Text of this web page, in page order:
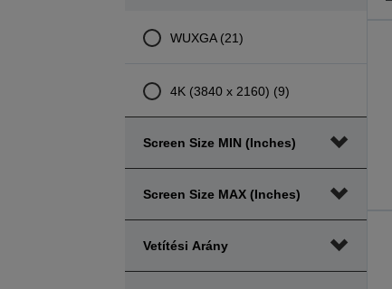
WUXGA (21)
4K (3840 x 2160) (9)
Screen Size MIN (inches)
Screen Size MAX (inches)
Vetítési Arány